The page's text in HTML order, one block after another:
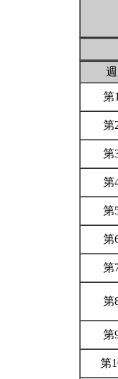
第
第
第
第
第
第
第
第
第
第